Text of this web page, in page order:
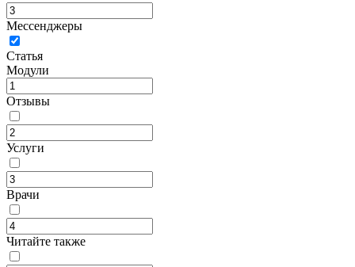
Мессенджеры
Статья
Модули
Отзывы
Услуги
Врачи
Читайте также